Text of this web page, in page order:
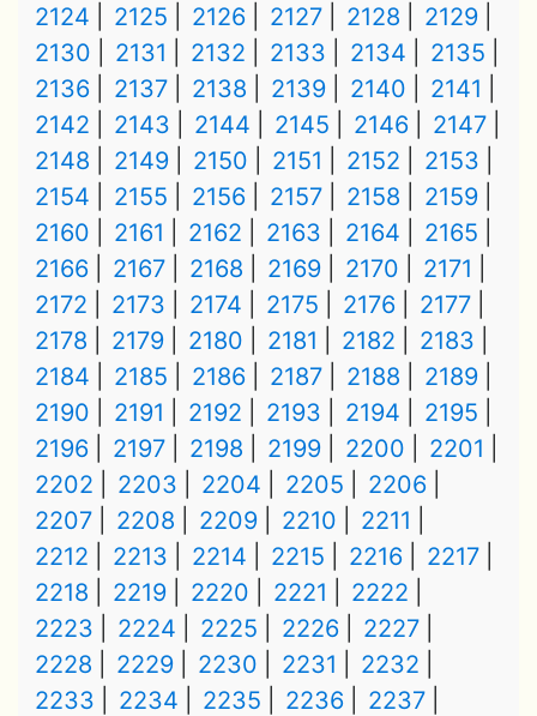
2124 2125 2126 2127 2128
2129
2130
2131 2132 2133 2134
2135
2136
2137 2138 2139 2140
2141
2142
2143 2144 2145 2146
2147
2148
2149 2150 2151 2152
2153
2154
2155 2156 2157 2158
2159
2160
2161 2162 2163 2164
2165
2166
2167 2168 2169 2170
2171
2172
2173 2174 2175 2176
2177
2178
2179 2180 2181 2182
2183
2184
2185 2186 2187 2188
2189
2190
2191 2192 2193 2194
2195
2196
2197 2198 2199 2200
2201
2202
2203 2204 2205
2206
2207
2208 2209 2210
2211
2212
2213 2214 2215 2216
2217
2218
2219 2220 2221
2222
2223
2224 2225 2226
2227
2228
2229 2230 2231
2232
2233
2234 2235 2236
2237